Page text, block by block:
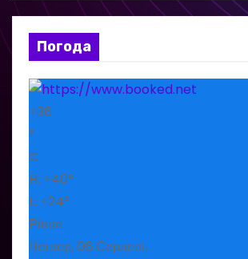
Погода
+36
°
C
H: +40°
L: +24°
Рівне
Четвер, 06 Серпень